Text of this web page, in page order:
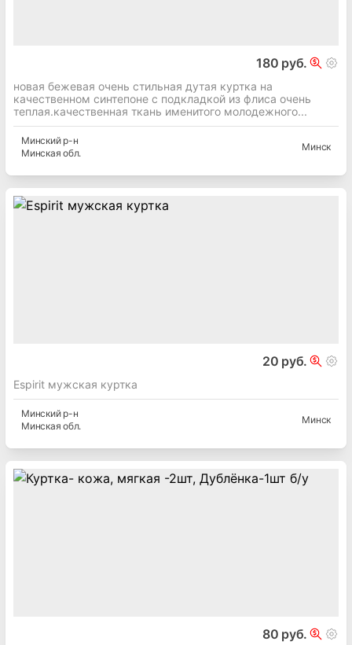
180 руб.
новая бежевая очень стильная дутая куртка на
качественном синтепоне с подкладкой из флиса очень
теплая.качественная ткань именитого молодежного...
Минскийр-н
Минская обл.
Минск
20 руб.
Espirit мужская куртка
Минскийр-н
Минская обл.
Минск
80 руб.